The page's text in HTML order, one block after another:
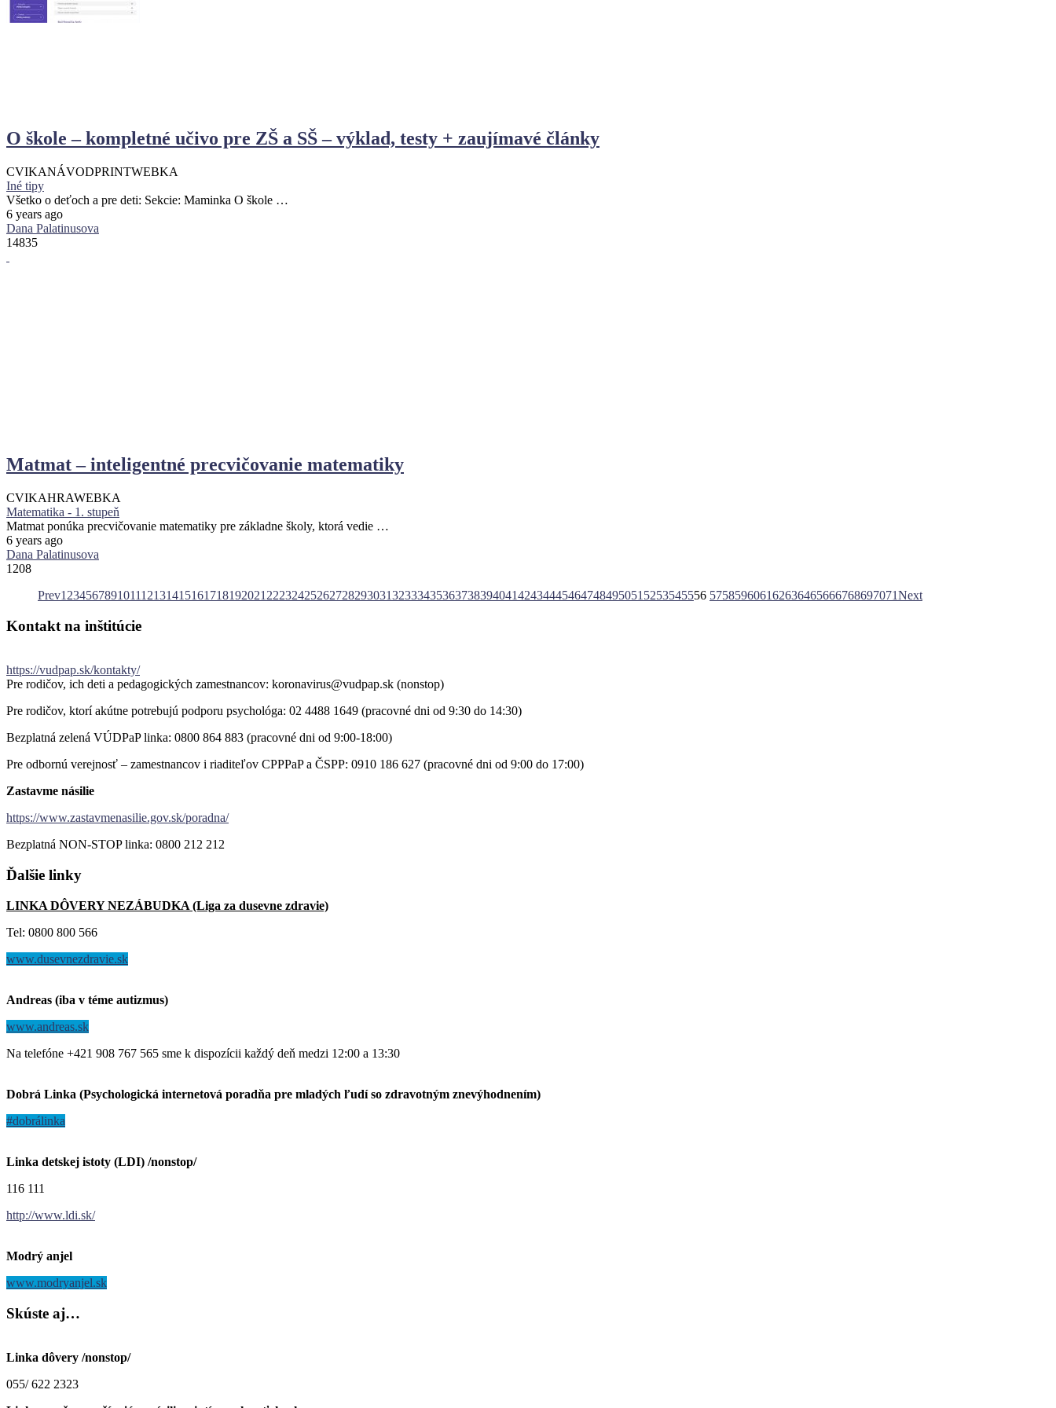
O škole – kompletné učivo pre ZŠ a SŠ – výklad, testy + zaujímavé články
CVIKANÁVODPRINTWEBKA
Iné tipy
Všetko o deťoch a pre deti: Sekcie: Maminka O škole …
6 years ago
Dana Palatinusova
14835
Matmat – inteligentné precvičovanie matematiky
CVIKAHRAWEBKA
Matematika - 1. stupeň
Matmat ponúka precvičovanie matematiky pre základne školy, ktorá vedie …
6 years ago
Dana Palatinusova
1208
Prev1 23456789101112131415161718192021 222324252627282930313233343536373839404142434445464748495051 5253545556 575859606162636465666768697071Next
Kontakt na inštitúcie
https://vudpap.sk/kontakty/
Pre rodičov, ich deti a pedagogických zamestnancov: koronavirus@vudpap.sk (nonstop)
Pre rodičov, ktorí akútne potrebujú podporu psychológa: 02 4488 1649 (pracovné dni od 9:30 do 14:30)
Bezplatná zelená VÚDPaP linka: 0800 864 883 (pracovné dni od 9:00-18:00)
Pre odbornú verejnosť – zamestnancov i riaditeľov CPPPaP a ČSPP: 0910 186 627 (pracovné dni od 9:00 do 17:00)
Zastavme násilie
https://www.zastavmenasilie.gov.sk/poradna/
Bezplatná NON-STOP linka: 0800 212 212
Ďalšie linky
LINKA DÔVERY NEZÁBUDKA (Liga za dusevne zdravie)
Tel: 0800 800 566
www.dusevnezdravie.sk
Andreas (iba v téme autizmus)
www.andreas.sk
Na telefóne +421 908 767 565 sme k dispozícii každý deň medzi 12:00 a 13:30
Dobrá Linka (Psychologická internetová poradňa pre mladých ľudí so zdravotným znevýhodnením)
#dobrálinka
Linka detskej istoty (LDI) /nonstop/
116 111
http://www.ldi.sk/
Modrý anjel
www.modryanjel.sk
Skúste aj…
Linka dôvery /nonstop/
055/ 622 2323